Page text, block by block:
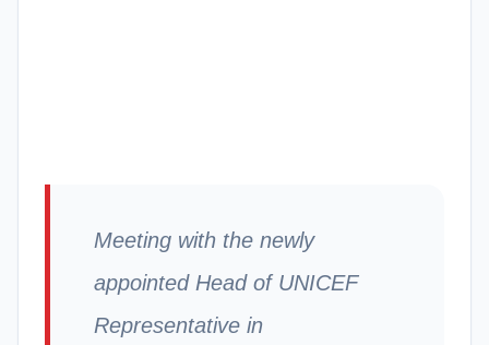
Meeting with the newly
appointed Head of UNICEF
Representative in